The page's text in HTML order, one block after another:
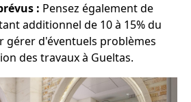
: Pensez également de
additionnel de 10 à 15% du
gérer d'éventuels problèmes
des travaux à Gueltas.